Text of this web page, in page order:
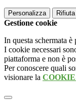
Personalizza
Gestione cookie
In questa schermata
I cookie necessari
piattaforma e non è
Per conoscere quali
visionare la